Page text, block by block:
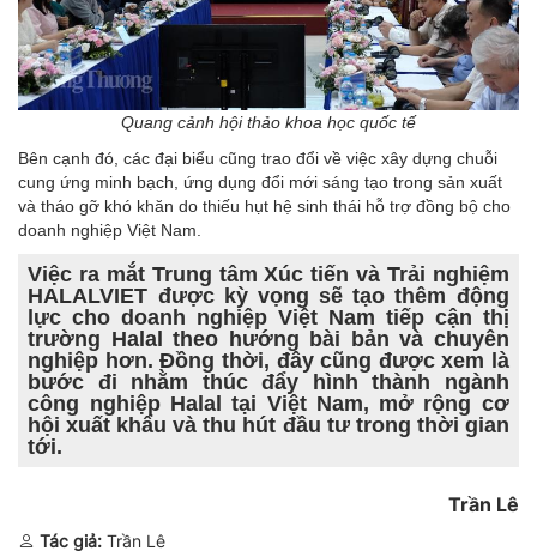
Quang cảnh hội thảo khoa học quốc tế
Bên cạnh đó, các đại biểu cũng trao đổi về việc xây dựng chuỗi
cung ứng minh bạch, ứng dụng đổi mới sáng tạo trong sản xuất
và tháo gỡ khó khăn do thiếu hụt hệ sinh thái hỗ trợ đồng bộ cho
doanh nghiệp Việt Nam.
Việc ra mắt Trung tâm Xúc tiến và Trải nghiệm
HALALVIET được kỳ vọng sẽ tạo thêm động
lực cho doanh nghiệp Việt Nam tiếp cận thị
trường Halal theo hướng bài bản và chuyên
nghiệp hơn. Đồng thời, đây cũng được xem là
bước đi nhằm thúc đẩy hình thành ngành
công nghiệp Halal tại Việt Nam, mở rộng cơ
hội xuất khẩu và thu hút đầu tư trong thời gian
tới.
Trần Lê
Tác giả: Trần Lê